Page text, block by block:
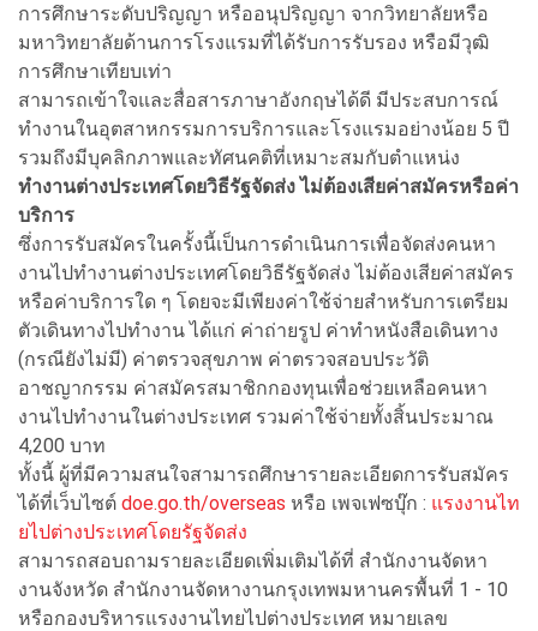
การศึกษาระดับปริญญา หรืออนุปริญญา จากวิทยาลัยหรือ
มหาวิทยาลัยด้านการโรงแรมที่ได้รับการรับรอง หรือมีวุฒิ
การศึกษาเทียบเท่า
สามารถเข้าใจและสื่อสารภาษาอังกฤษได้ดี มีประสบการณ์
ทำงานในอุตสาหกรรมการบริการและโรงแรมอย่างน้อย 5 ปี
รวมถึงมีบุคลิกภาพและทัศนคติที่เหมาะสมกับตำแหน่ง
ทำงานต่างประเทศโดยวิธีรัฐจัดส่ง ไม่ต้องเสียค่าสมัครหรือค่า
บริการ
ซึ่งการรับสมัครในครั้งนี้เป็นการดำเนินการเพื่อจัดส่งคนหา
งานไปทำงานต่างประเทศโดยวิธีรัฐจัดส่ง ไม่ต้องเสียค่าสมัคร
หรือค่าบริการใด ๆ โดยจะมีเพียงค่าใช้จ่ายสำหรับการเตรียม
ตัวเดินทางไปทำงาน ได้แก่ ค่าถ่ายรูป ค่าทำหนังสือเดินทาง
(กรณียังไม่มี) ค่าตรวจสุขภาพ ค่าตรวจสอบประวัติ
อาชญากรรม ค่าสมัครสมาชิกกองทุนเพื่อช่วยเหลือคนหา
งานไปทำงานในต่างประเทศ รวมค่าใช้จ่ายทั้งสิ้นประมาณ
4,200 บาท
ทั้งนี้ ผู้ที่มีความสนใจสามารถศึกษารายละเอียดการรับสมัคร
ได้ที่เว็บไซต์ doe.go.th/overseas หรือ เพจเฟซบุ๊ก : แรงงานไท
ยไปต่างประเทศโดยรัฐจัดส่ง
สามารถสอบถามรายละเอียดเพิ่มเติมได้ที่ สำนักงานจัดหา
งานจังหวัด สำนักงานจัดหางานกรุงเทพมหานครพื้นที่ 1 - 10
หรือกองบริหารแรงงานไทยไปต่างประเทศ หมายเลข